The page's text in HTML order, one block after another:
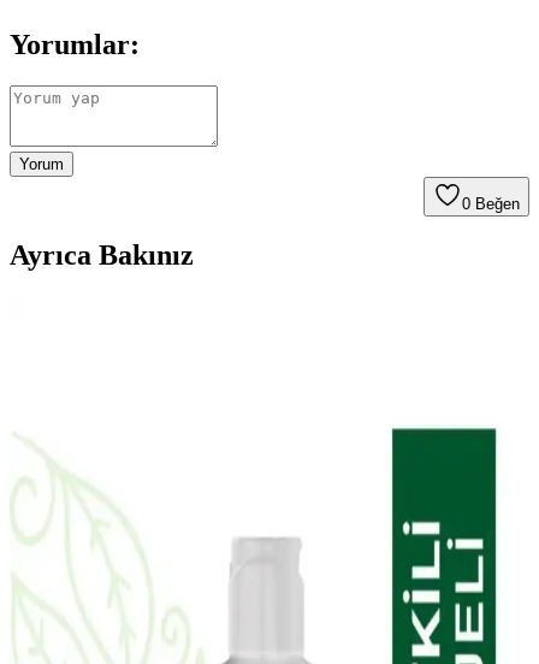
Yorumlar:
Yorum
0 Beğen
Ayrıca Bakınız
sağlar, hassas ciltlere uygun, parfümsüz ve çevre dostu formülüyle
cilt bakımında etkili bir seçenek sunar.
The Purest Solutions Karma Ciltler İçin Aydınlatıcı
ve Yenileyici Bakım Seti İncelemesi
The Purest Solutions karma ciltler için aydınlatıcı ve yenileyici
bakım seti, doğal içerikleriyle cilt tonunu eşitler, gözenekleri
sıkılaştırır ve parlaklık kazandırır. Düzenli kullanımda gözle görülür
farklar sağlar.